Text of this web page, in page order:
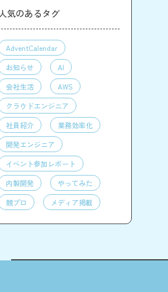
人気のあるタグ
AdventCalendar
お知らせ
AI
会社生活
AWS
クラウドエンジニア
社員紹介
業務効率化
開発エンジニア
イベント参加レポート
内製開発
やってみた
競プロ
メディア掲載